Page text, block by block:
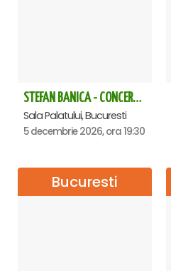
STEFAN BANICA - CONCERT EXTRAORDINAR DE CRĂCIUN 2026
Sala Palatului, Bucuresti
5 decembrie 2026, ora 19:30
Bucuresti